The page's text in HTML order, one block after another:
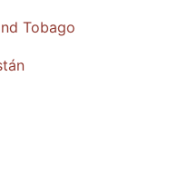
Tobago